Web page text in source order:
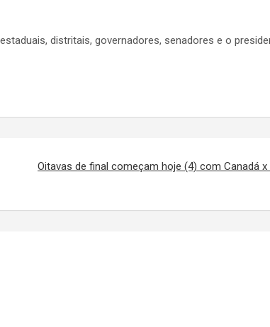
distritais, governadores, senadores e o
Oitavas de final começam hoje (4) com Canadá